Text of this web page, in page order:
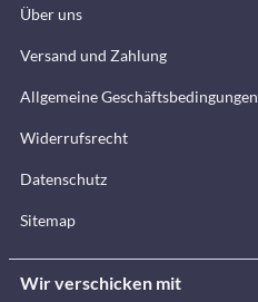
Über uns
Versand und Zahlung
Allgemeine Geschäftsbedingungen
Widerrufsrecht
Datenschutz
Sitemap
Wir verschicken mit